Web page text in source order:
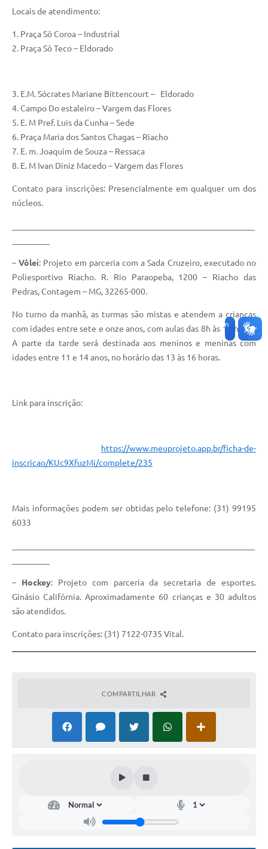
Locais de atendimento:
1. Praça Sô Coroa – Industrial
2. Praça Sô Teco – Eldorado
3. E.M. Sócrates Mariane Bittencourt – Eldorado
4. Campo Do estaleiro – Vargem das Flores
5. E. M Pref. Luis da Cunha – Sede
6. Praça Maria dos Santos Chagas – Riacho
7. E. m. Joaquim de Souza – Ressaca
8. E. M Ivan Diniz Macedo – Vargem das Flores
Contato para inscrições: Presencialmente em qualquer um dos
núcleos.
–Vôlei: Projeto em parceria com a Sada Cruzeiro, executado no
Poliesportivo Riacho. R. Rio Paraopeba, 1200 – Riacho das
Pedras, Contagem – MG, 32265-000.
No turno da manhã, as turmas são mistas e atendem a crianças
com idades entre sete e onze anos, com aulas das 8h às 11 horas.
A parte da tarde será destinada aos meninos e meninas com
idades entre 11 e 14 anos, no horário das 13 às 16 horas.
Link para inscrição:
https://www.meuprojeto.app.br/ficha-de-
inscricao/KUc9XfuzMi/complete/235
Mais informações podem ser obtidas pelo telefone: (31) 99195
6033
– Hockey: Projeto com parceria da secretaria de esportes.
Ginásio Califórnia. Aproximadamente 60 crianças e 30 adultos
são atendidos.
Contato para inscrições: (31) 7122-0735 Vital.
COMPARTILHAR